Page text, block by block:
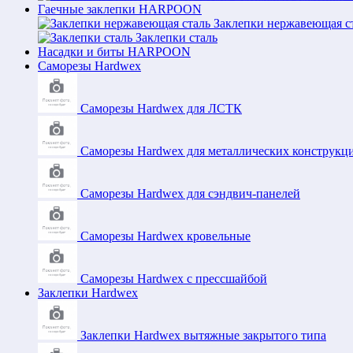
Гаечные заклепки HARPOON
Заклепки нержавеющая
Заклепки сталь
Насадки и биты HARPOON
Саморезы Hardwex
Саморезы Hardwex для ЛСТК
Саморезы Hardwex для металлических
Саморезы Hardwex для сэндвич-панелей
Саморезы Hardwex кровельные
Саморезы Hardwex с прессшайбой
Заклепки Hardwex
Заклепки Hardwex вытяжные закрытого типа